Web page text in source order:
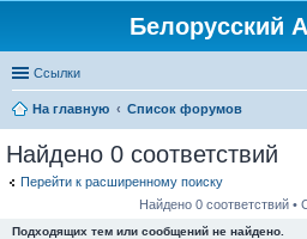
Белорусский
Ссылки
На главную
Список форумов
Найдено 0 соответствий
Перейти к расширенному поиску
Найдено 0 соответствий •
Подходящих тем или сообщений не найдено.